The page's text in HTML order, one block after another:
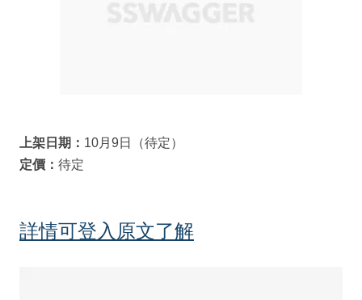
上架日期： 10月9日（待定）
定價： 待定
詳情可登入原文了解